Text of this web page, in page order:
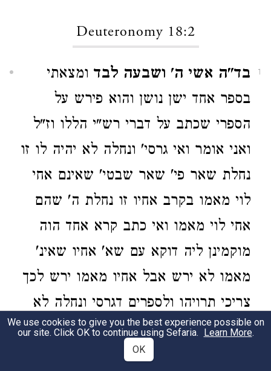
Deuteronomy 18:2
1 בד"ה אשי ה' ושבעה לבד ומצאתי
בספר אחד ישן נושן והוא פירש על
הספרי שכתב על דברי רש"י הללו וז"ל
ואני אומר ואי גרסי' ונחלה לא יהיה לו זו
נחלת שאר פי' שאר שבטי' שאינם אחי
לוי מאמו בקרב אחיו זו נחלת ה' שהם
אחי לוי מאמו ואי כתב קרא אחד הוה
מוקמינן ליה דוקא עם שא' אחיו שאינ'
מאמו לא ירש אבל אחיו מאמו ירש לכך
צריכי תרויהו ולספרים דגרסי ונחלה לא
יהיה לו זו נחלת שבע' והיינו נמי שאר
מג' אמהות דכתיב אפרים ומנשה כראובן
We use cookies to give you the best experience possible on
our site. Click OK to continue using Sefaria. Learn More.
OK